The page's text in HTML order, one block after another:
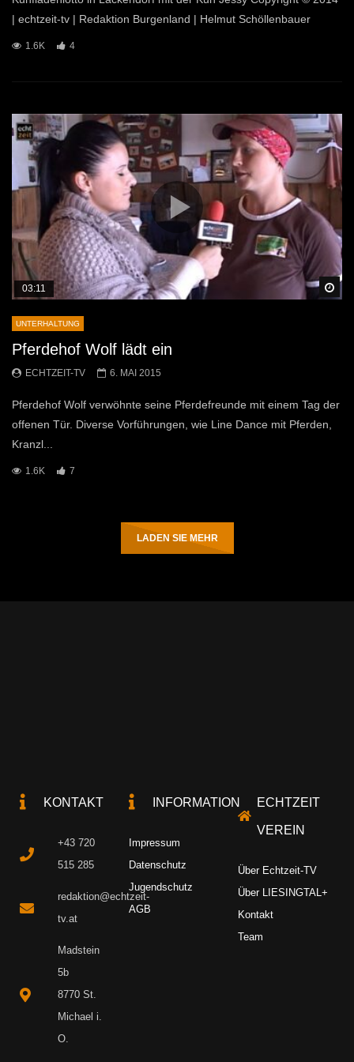
| echtzeit-tv | Redaktion Burgenland | Helmut Schöllenbauer
1.6K 4
03:11
UNTERHALTUNG
Pferdehof Wolf lädt ein
ECHTZEIT-TV 6. MAI 2015
Pferdehof Wolf verwöhnte seine Pferdefreunde mit einem Tag der
offenen Tür. Diverse Vorführungen, wie Line Dance mit Pferden,
Kranzl...
1.6K 7
LADEN SIE MEHR
KONTAKT
+43 720
515 285
redaktion@echtzeit-
tv.at
Madstein
5b
8770 St.
Michael i.
O.
INFORMATION
Impressum
Datenschutz
Jugendschutz
AGB
ECHTZEIT
VEREIN
Über Echtzeit-TV
Über LIESINGTAL+
Kontakt
Team